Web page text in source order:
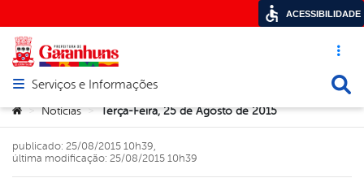
Acesso
Abrir menu principal de navegação
Serviços e Informações
Você está aqui:
> Notícias > Terça-Feira, 25 de Agosto de 2015
publicado: 25/08/2015 10h39,
última modificação: 25/08/2015 10h39
ACESSIBILIDADE